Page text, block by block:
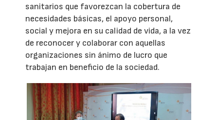
sanitarios que favorezcan la cobertura de
necesidades básicas, el apoyo personal,
social y mejora en su calidad de vida, a la vez
de reconocer y colaborar con aquellas
organizaciones sin ánimo de lucro que
trabajan en beneficio de la sociedad.